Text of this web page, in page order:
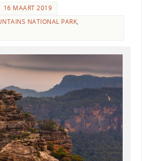
16 MAART 2019
NATIONAL PARK,